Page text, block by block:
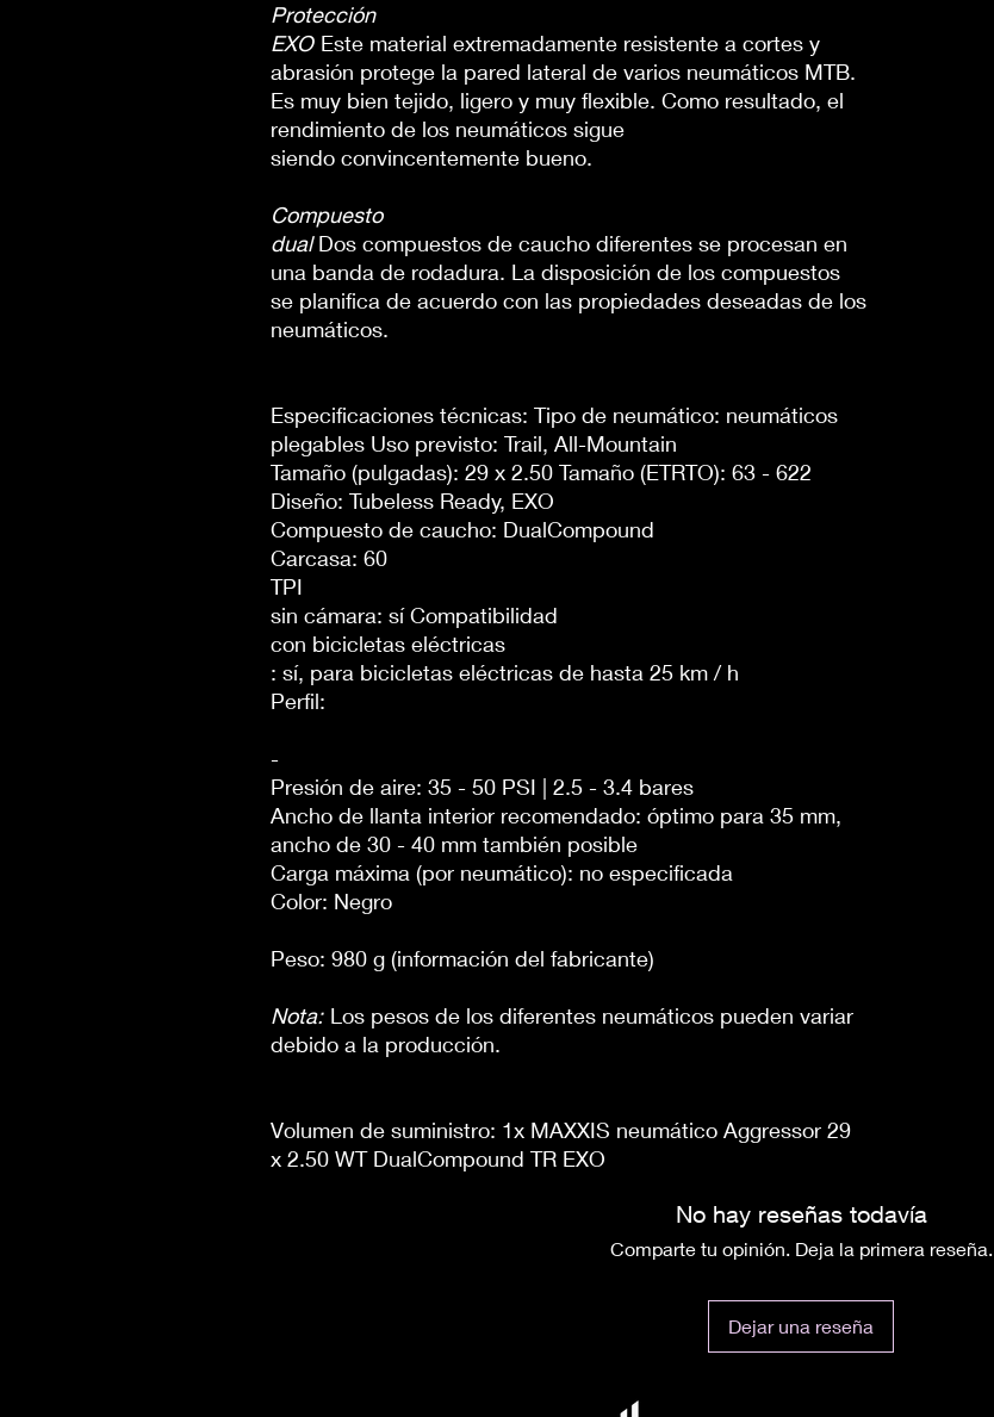
Protección
EXO Este material extremadamente resistente a cortes y
abrasión protege la pared lateral de varios neumáticos MTB.
Es muy bien tejido, ligero y muy flexible. Como resultado, el
rendimiento de los neumáticos sigue
siendo convincentemente bueno.
Compuesto
dualDos compuestos de caucho diferentes se procesan en
una banda de rodadura. La disposición de los compuestos
se planifica de acuerdo con las propiedades deseadas de los
neumáticos.
Especificaciones técnicas: Tipo de neumático: neumáticos
plegables Uso previsto: Trail, All-Mountain
Tamaño (pulgadas): 29 x 2.50 Tamaño (ETRTO): 63 - 622
Diseño: Tubeless Ready, EXO
Compuesto de caucho: DualCompound
Carcasa: 60
TPI
sin cámara: sí Compatibilidad
con bicicletas eléctricas
: sí, para bicicletas eléctricas de hasta 25 km / h
Perfil:
-
Presión de aire: 35 - 50 PSI | 2.5 - 3.4 bares
Ancho de llanta interior recomendado: óptimo para 35 mm,
ancho de 30 - 40 mm también posible
Carga máxima (por neumático): no especificada
Color: Negro
Peso: 980 g (información del fabricante)
Nota: Los pesos de los diferentes neumáticos pueden variar
debido a la producción.
Volumen de suministro: 1x MAXXIS neumático Aggressor 29
x 2.50 WT DualCompound TR EXO
No hay reseñas todavía
Comparte tu opinión. Deja la primera reseña.
Dejar una reseña